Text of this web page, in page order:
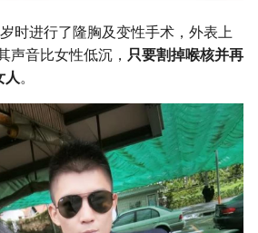
时进行了隆胸及变性手术，外表上
声音比女性低沉， 只要割掉喉核并再
人。